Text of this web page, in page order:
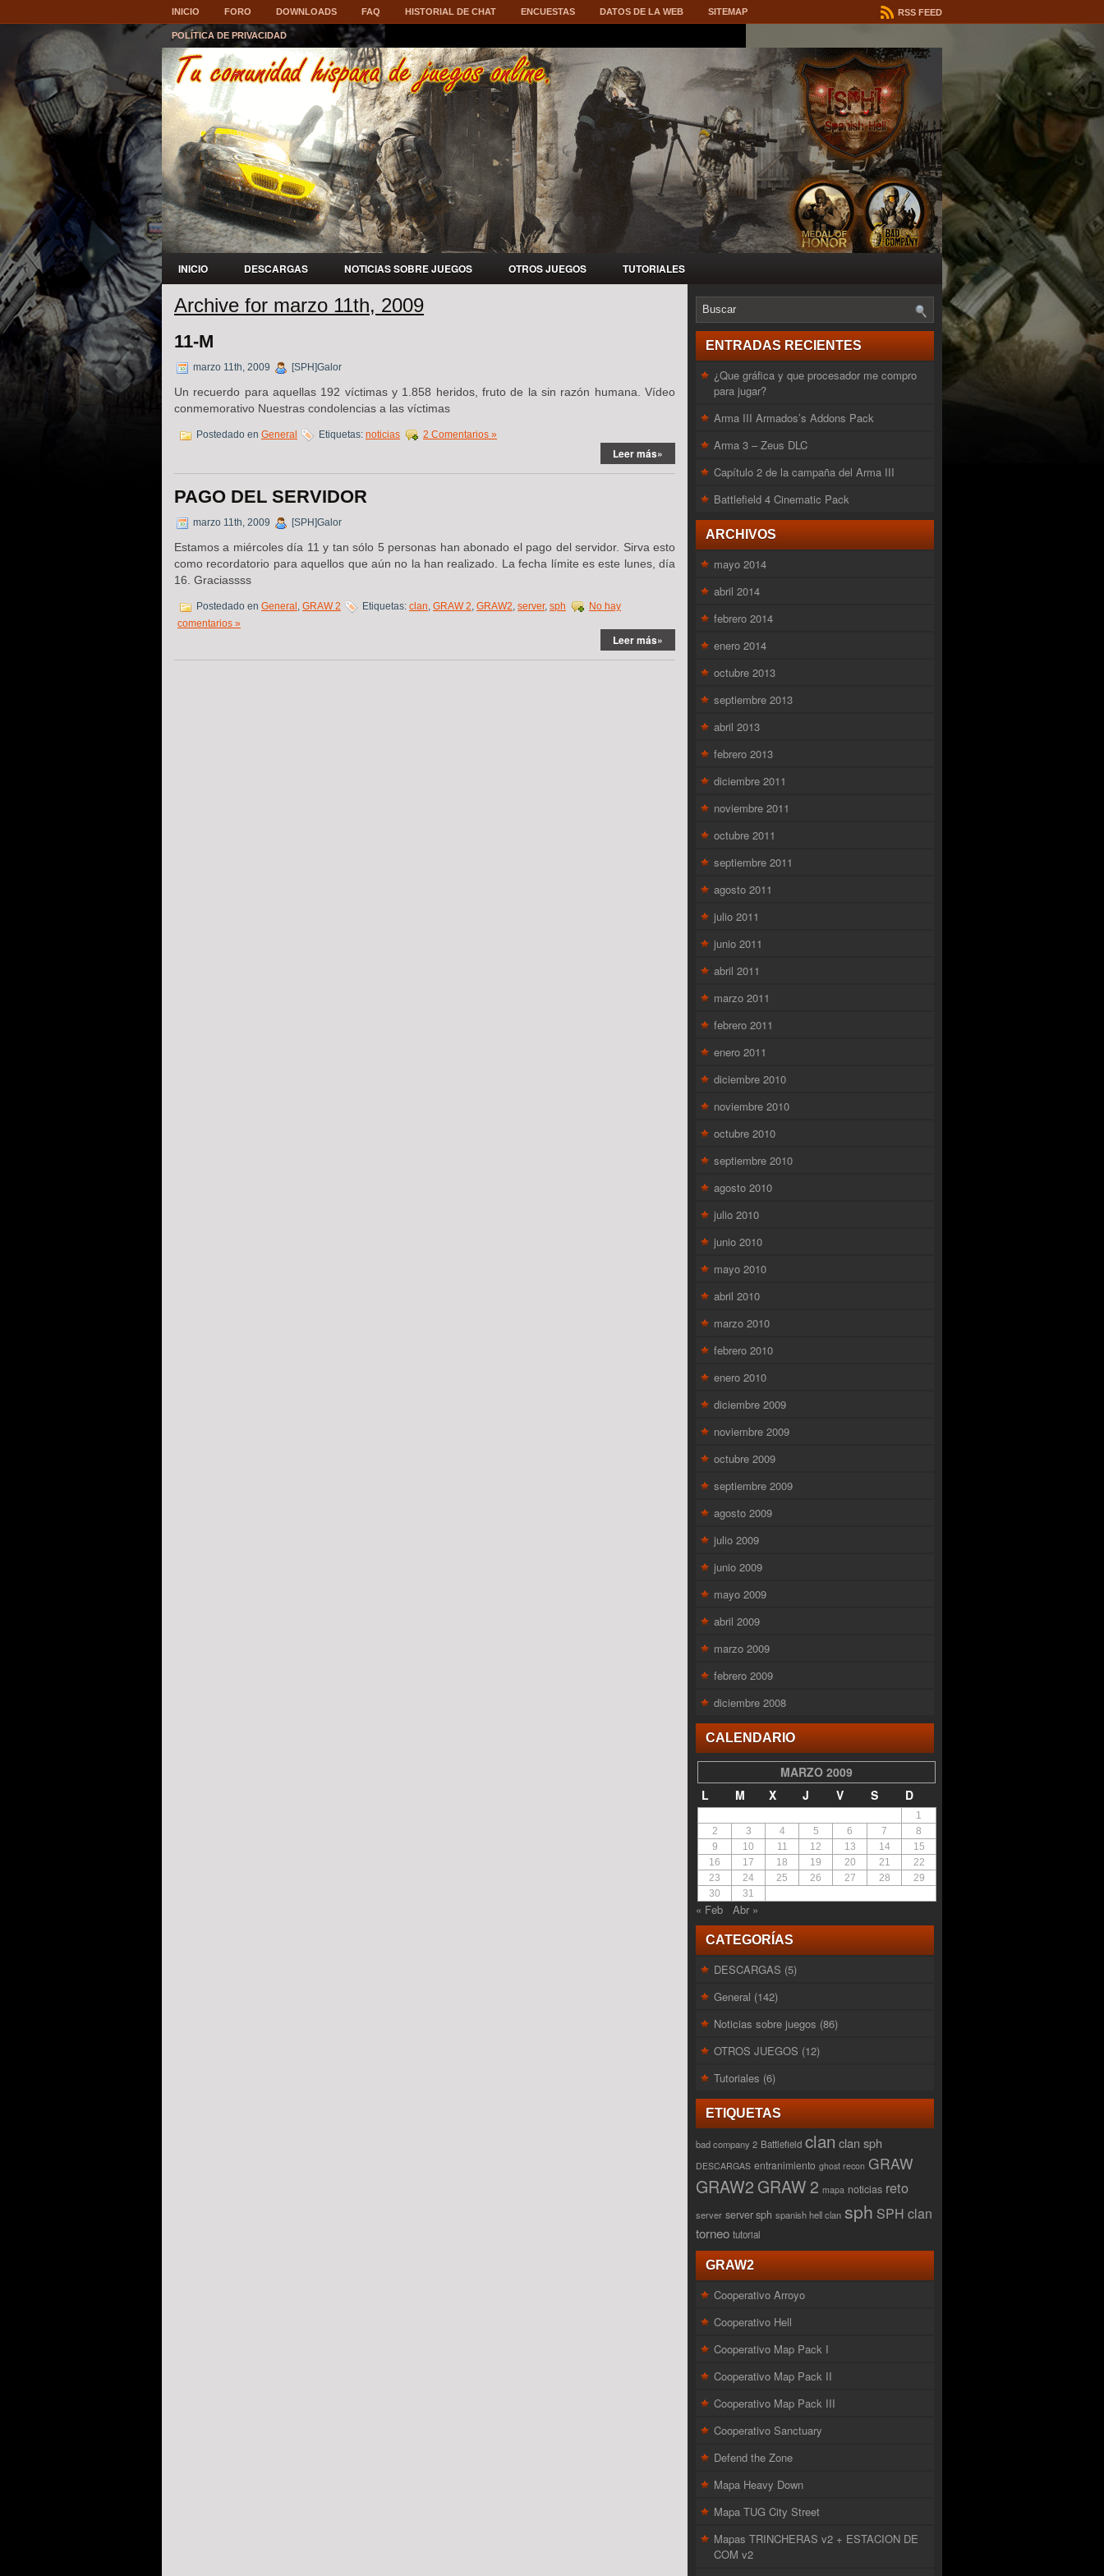
INICIO FORO DOWNLOADS FAQ HISTORIAL DE CHAT ENCUESTAS DATOS DE LA WEB SITEMAP
POLÍTICA DE PRIVACIDAD
RSS FEED
INICIO DESCARGAS NOTICIAS SOBRE JUEGOS OTROS JUEGOS TUTORIALES
Archive for marzo 11th, 2009
11-M
marzo 11th, 2009 [SPH]Galor
Un recuerdo para aquellas 192 víctimas y 1.858 heridos, fruto de la sin razón humana. Vídeo
conmemorativo Nuestras condolencias a las víctimas
Postedado en General Etiquetas: noticias 2 Comentarios »
Leer más»
PAGO DEL SERVIDOR
marzo 11th, 2009 [SPH]Galor
Estamos a miércoles día 11 y tan sólo 5 personas han abonado el pago del servidor. Sirva esto
como recordatorio para aquellos que aún no la han realizado. La fecha límite es este lunes, día
16. Graciassss
Postedado en General , GRAW 2 Etiquetas: clan, GRAW 2, GRAW2, server, sph
No hay
comentarios »
Leer más»
ENTRADAS RECIENTES
¿Que gráfica y que procesador me compro
para jugar?
Arma III Armados’s Addons Pack
Arma 3 – Zeus DLC
Capítulo 2 de la campaña del Arma III
Battlefield 4 Cinematic Pack
ARCHIVOS
mayo 2014
abril 2014
febrero 2014
enero 2014
octubre 2013
septiembre 2013
abril 2013
febrero 2013
diciembre 2011
noviembre 2011
octubre 2011
septiembre 2011
agosto 2011
julio 2011
junio 2011
abril 2011
marzo 2011
febrero 2011
enero 2011
diciembre 2010
noviembre 2010
octubre 2010
septiembre 2010
agosto 2010
julio 2010
junio 2010
mayo 2010
abril 2010
marzo 2010
febrero 2010
enero 2010
diciembre 2009
noviembre 2009
octubre 2009
septiembre 2009
agosto 2009
julio 2009
junio 2009
mayo 2009
abril 2009
marzo 2009
febrero 2009
diciembre 2008
CALENDARIO
MARZO 2009
L
M X J V S D
1
2
3 4 5 6 7
8
9
10 11 12 13 14
15
16
17 18 19 20 21
22
23
24 25 26 27 28
29
30
31
« Feb Abr »
CATEGORÍAS
DESCARGAS (5)
General (142)
Noticias sobre juegos (86)
OTROS JUEGOS (12)
Tutoriales (6)
ETIQUETAS
bad company 2 Battlefield clan clan sph
DESCARGAS entranimiento ghost recon GRAW
GRAW2 GRAW 2 mapa noticias reto
server server sph spanish hell clan sph SPH clan
torneo tutorial
GRAW2
Cooperativo Arroyo
Cooperativo Hell
Cooperativo Map Pack I
Cooperativo Map Pack II
Cooperativo Map Pack III
Cooperativo Sanctuary
Defend the Zone
Mapa Heavy Down
Mapa TUG City Street
Mapas TRINCHERAS v2 + ESTACION DE
COM v2